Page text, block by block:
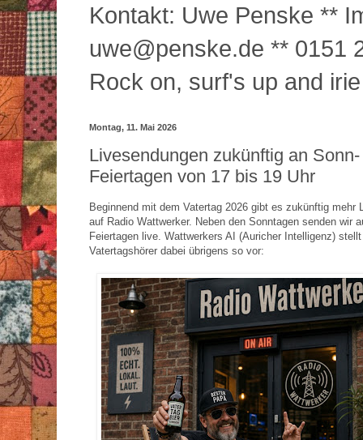
Kontakt: Uwe Penske **
uwe@penske.de ** 0151
Rock on, surf's up and
Montag, 11. Mai 2026
Livesendungen zukünftig an
Feiertagen von 17 bis 19 Uhr
Beginnend mit dem Vatertag 2026 gibt es zukünftig mehr
auf Radio Wattwerker. Neben den Sonntagen senden wir
Feiertagen live. Wattwerkers AI (Auricher Intelligenz)
Vatertagshörer dabei übrigens so vor: